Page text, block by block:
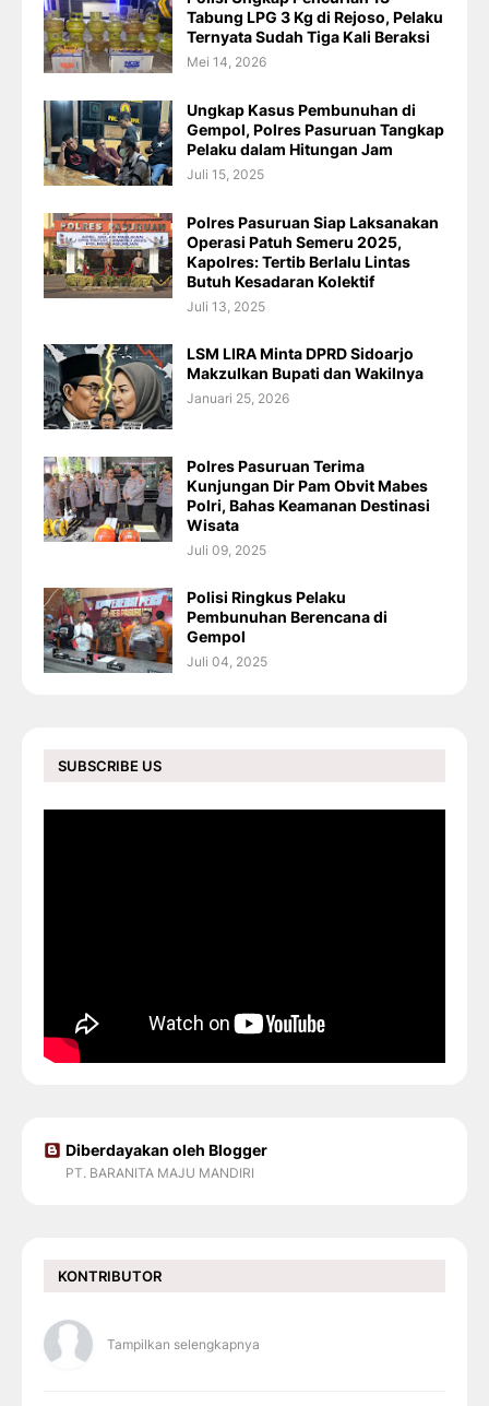
Tabung LPG 3 Kg di Rejoso, Pelaku
Ternyata Sudah Tiga Kali Beraksi
Mei 14, 2026
Ungkap Kasus Pembunuhan di
Gempol, Polres Pasuruan Tangkap
Pelaku dalam Hitungan Jam
Juli 15, 2025
Polres Pasuruan Siap Laksanakan
Operasi Patuh Semeru 2025,
Kapolres: Tertib Berlalu Lintas
Butuh Kesadaran Kolektif
Juli 13, 2025
LSM LIRA Minta DPRD Sidoarjo
Makzulkan Bupati dan Wakilnya
Januari 25, 2026
Polres Pasuruan Terima
Kunjungan Dir Pam Obvit Mabes
Polri, Bahas Keamanan Destinasi
Wisata
Juli 09, 2025
Polisi Ringkus Pelaku
Pembunuhan Berencana di
Gempol
Juli 04, 2025
SUBSCRIBE US
Diberdayakan oleh Blogger
PT. BARANITA MAJU MANDIRI
KONTRIBUTOR
Tampilkan selengkapnya